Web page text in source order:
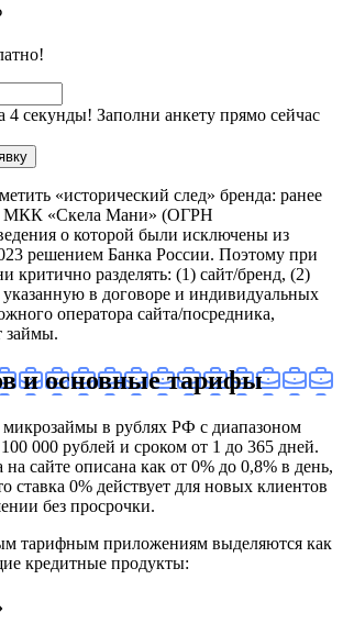
4 секунды! Заполни анкету прямо сейчас
«исторический след» бренда: ранее
МКК «Скела Мани» (ОГРН
о которой были исключены из
решением Банка России. Поэтому при
критично разделять: (1) сайт/бренд, (2)
в договоре и индивидуальных
оператора сайта/посредника,
займы.
и основные тарифы
микрозаймы в рублях РФ с диапазоном
000 рублей и сроком от 1 до 365 дней.
сайте описана как от 0% до 0,8% в день,
ставка 0% действует для новых клиентов
без просрочки.
тарифным приложениям выделяются как
кредитные продукты: